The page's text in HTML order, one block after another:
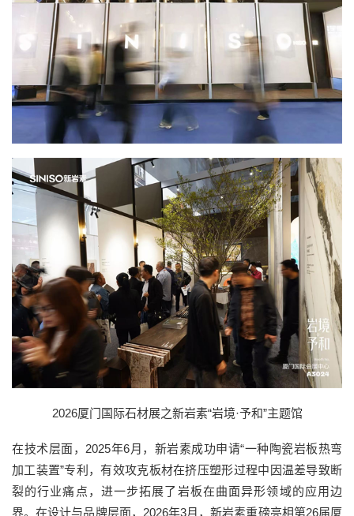
2026厦门国际石材展之新岩素“岩境·予和”主题馆
在技术层面，2025年6月，新岩素成功申请“一种陶瓷岩板热弯
加工装置”专利，有效攻克板材在挤压塑形过程中因温差导致断
裂的行业痛点，进一步拓展了岩板在曲面异形领域的应用边
界。在设计与品牌层面，2026年3月，新岩素重磅亮相第26届厦